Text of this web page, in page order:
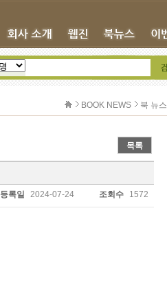
BOOK NEWS 북 뉴스
목록
등록일 2024-07-24 조회수 1572